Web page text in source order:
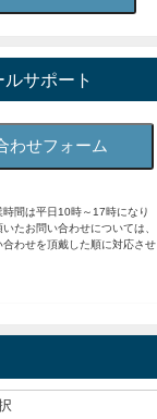
サポート
わせフォーム
間は平日10時～17時になり
たお問い合わせについては、
わせを頂戴した順に対応させ